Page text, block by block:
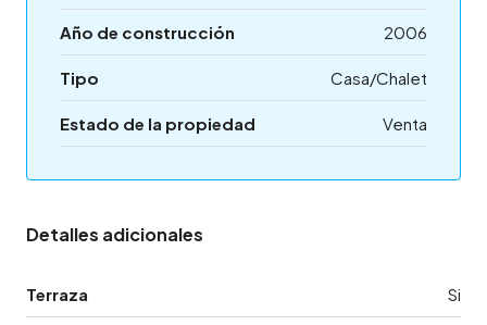
Año de construcción 2006
Tipo Casa/Chalet
Estado de la propiedad Venta
Detalles adicionales
Terraza Si